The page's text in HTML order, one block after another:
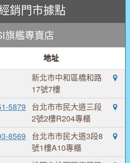
銷門市據點
旗艦專賣店
地址
新北市中和區橋和路
17號7樓
5879
台北市市民大道三段
2號2樓R204專櫃
8569
台北市市民大道3段8
號1樓A10專櫃